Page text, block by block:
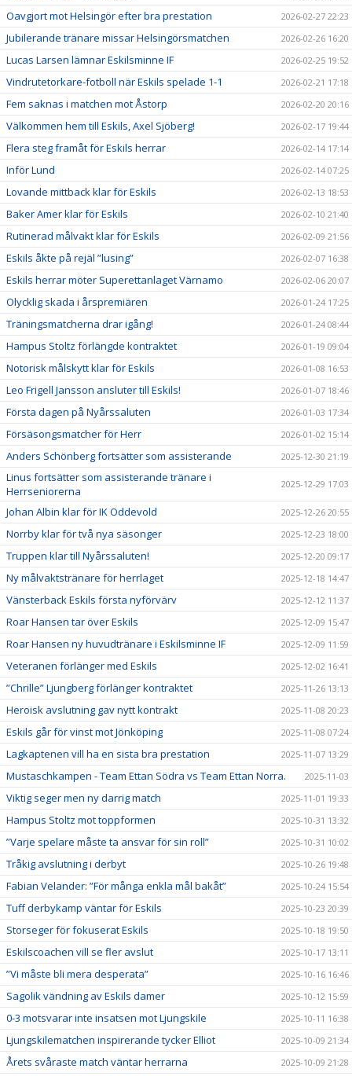
Oavgjort mot Helsingör efter bra prestation 2026-02-27 22:23
Jubilerande tränare missar Helsingörsmatchen 2026-02-26 16:20
Lucas Larsen lämnar Eskilsminne IF 2026-02-25 19:52
Vindrutetorkare-fotboll när Eskils spelade 1-1 2026-02-21 17:18
Fem saknas i matchen mot Åstorp 2026-02-20 20:16
Välkommen hem till Eskils, Axel Sjöberg! 2026-02-17 19:44
Flera steg framåt för Eskils herrar 2026-02-14 17:14
Inför Lund 2026-02-14 07:25
Lovande mittback klar för Eskils 2026-02-13 18:53
Baker Amer klar för Eskils 2026-02-10 21:40
Rutinerad målvakt klar för Eskils 2026-02-09 21:56
Eskils åkte på rejäl ”lusing” 2026-02-07 16:38
Eskils herrar möter Superettanlaget Värnamo 2026-02-06 20:07
Olycklig skada i årspremiären 2026-01-24 17:25
Träningsmatcherna drar igång! 2026-01-24 08:44
Hampus Stoltz förlängde kontraktet 2026-01-19 09:04
Notorisk målskytt klar för Eskils 2026-01-08 16:53
Leo Frigell Jansson ansluter till Eskils! 2026-01-07 18:46
Första dagen på Nyårssaluten 2026-01-03 17:34
Försäsongsmatcher för Herr 2026-01-02 15:14
Anders Schönberg fortsätter som assisterande 2025-12-30 21:19
Linus fortsätter som assisterande tränare i
Herrseniorerna
2025-12-29 17:03
Johan Albin klar för IK Oddevold 2025-12-26 20:55
Norrby klar för två nya säsonger 2025-12-23 18:00
Truppen klar till Nyårssaluten! 2025-12-20 09:17
Ny målvaktstränare för herrlaget 2025-12-18 14:47
Vänsterback Eskils första nyförvärv 2025-12-12 11:37
Roar Hansen tar över Eskils 2025-12-09 15:47
Roar Hansen ny huvudtränare i Eskilsminne IF 2025-12-09 11:59
Veteranen förlänger med Eskils 2025-12-02 16:41
”Chrille” Ljungberg förlänger kontraktet 2025-11-26 13:13
Heroisk avslutning gav nytt kontrakt 2025-11-08 20:23
Eskils går för vinst mot Jönköping 2025-11-08 07:24
Lagkaptenen vill ha en sista bra prestation 2025-11-07 13:29
Mustaschkampen - Team Ettan Södra vs Team Ettan Norra. 2025-11-03
Viktig seger men ny darrig match 2025-11-01 19:33
Hampus Stoltz mot toppformen 2025-10-31 13:32
”Varje spelare måste ta ansvar för sin roll” 2025-10-31 10:02
Tråkig avslutning i derbyt 2025-10-26 19:48
Fabian Velander: ”För många enkla mål bakåt” 2025-10-24 15:54
Tuff derbykamp väntar för Eskils 2025-10-23 20:39
Storseger för fokuserat Eskils 2025-10-18 19:50
Eskilscoachen vill se fler avslut 2025-10-17 13:11
”Vi måste bli mera desperata” 2025-10-16 16:46
Sagolik vändning av Eskils damer 2025-10-12 15:59
0-3 motsvarar inte insatsen mot Ljungskile 2025-10-11 16:38
Ljungskilematchen inspirerande tycker Elliot 2025-10-09 21:34
Årets svåraste match väntar herrarna 2025-10-09 21:28